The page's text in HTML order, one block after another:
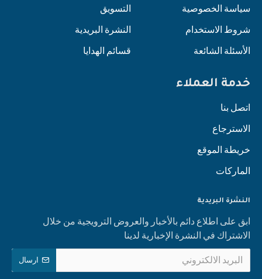
سياسة الخصوصية
شروط الاستخدام
الأسئلة الشائعة
التسويق
النشرة البريدية
قسائم الهدايا
خدمة العملاء
اتصل بنا
الاسترجاع
خريطة الموقع
الماركات
النشرة البريدية
ابق على اطلاع دائم بالأخبار والعروض الترويجية من خلال
الاشتراك في النشرة الإخبارية لدينا
ارسال